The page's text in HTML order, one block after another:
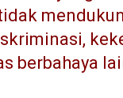
berbahaya